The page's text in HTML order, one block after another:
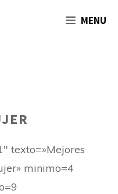
MENU
texto=»Mejores
minimo=4